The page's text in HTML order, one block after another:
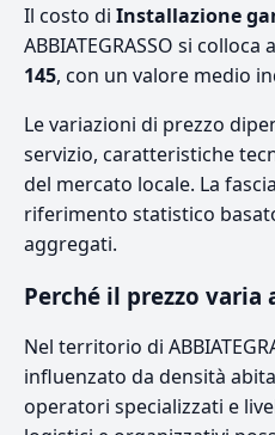
Il costo di Installazione
ABBIATEGRASSO si
145, con un valore medio
Le variazioni di prezzo
servizio, caratteristiche
del mercato locale. La
riferimento statistico
aggregati.
Perché il prezzo varia
Nel territorio di
influenzato da densità
operatori specializzati e